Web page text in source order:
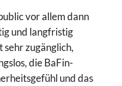
vor allem dann
und langfristig
sehr zugänglich,
die BaFin-
und das